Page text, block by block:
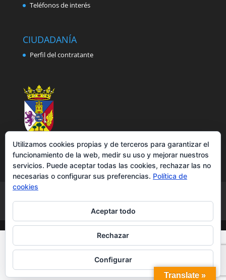
Teléfonos de interés
CIUDADANÍA
Perfil del contratante
Política de cookies
Accesibilidad
Translate »
Utilizamos cookies propias y de terceros para garantizar el
funcionamiento de la web, medir su uso y mejorar nuestros
servicios. Puede aceptar todas las cookies, rechazar las no
necesarias o configurar sus preferencias. Política de
cookies
Aceptar todo
Rechazar
Configurar